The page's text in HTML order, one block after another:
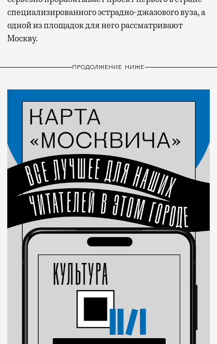
специализированного эстрадно-джазового вуза, а
одной из площадок для него рассматривают
Москву.
ПРОДОЛЖЕНИЕ НИЖЕ